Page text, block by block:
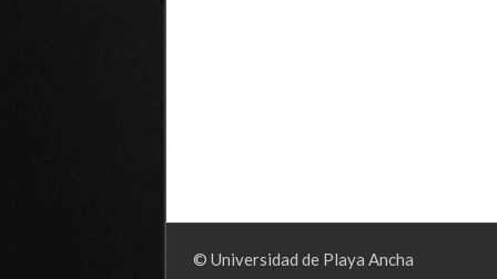
© Universidad de Playa Ancha